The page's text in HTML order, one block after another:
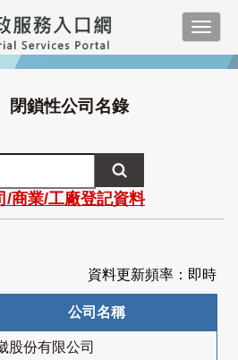
閉鎖性公司名錄
/商業/工廠登記資料
資料更新頻率：即時
公司名稱
股份有限公司